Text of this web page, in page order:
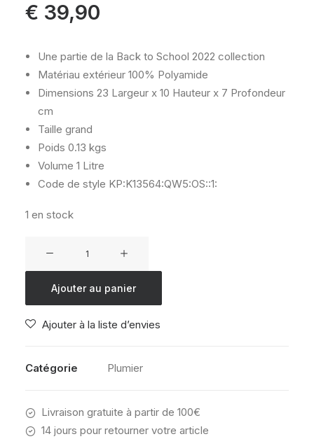
€ 39,90
Une partie de la Back to School 2022 collection
Matériau extérieur 100% Polyamide
Dimensions 23 Largeur x 10 Hauteur x 7 Profondeur
cm
Taille grand
Poids 0.13 kgs
Volume 1 Litre
Code de style KP:K13564:QW5:OS::1:
1 en stock
GITROY
SHELL
Ajouter au panier
Ajouter à la liste d’envies
Catégorie Plumier
Livraison gratuite à partir de 100€
14 jours pour retourner votre article